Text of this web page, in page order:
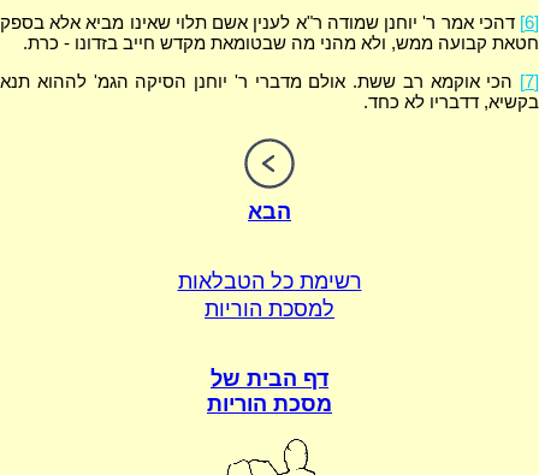
[6]
דהכי אמר ר' יוחנן שמודה ר"א לענין אשם תלוי שאינו מביא אלא בספק
חטאת קבועה ממש, ולא מהני מה שבטומאת מקדש חייב בזדונו - כרת.
[7]
הכי אוקמא רב ששת. אולם מדברי ר' יוחנן הסיקה הגמ' לההוא תנא
בקשיא, דדבריו לא כחד.
הבא
רשימת כל הטבלאות
למסכת הוריות
דף הבית של
מסכת הוריות